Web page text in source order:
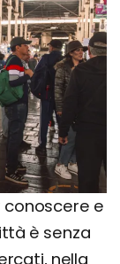
conoscere e
è senza
nella